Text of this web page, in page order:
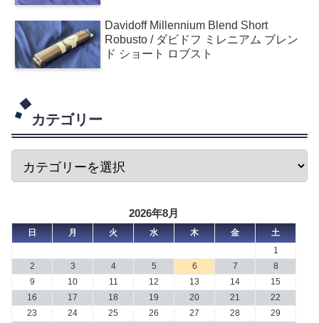
Davidoff Millennium Blend Short
Robusto / ダビドフ ミレニアム ブレン
ド ショート ロブスト
カテゴリー
2026年8月
日 月 火 水 木 金
土
1
2
3 4 5 6 7
8
9
10 11 12 13 14
15
16
17 18 19 20 21
22
23
24 25 26 27 28
29